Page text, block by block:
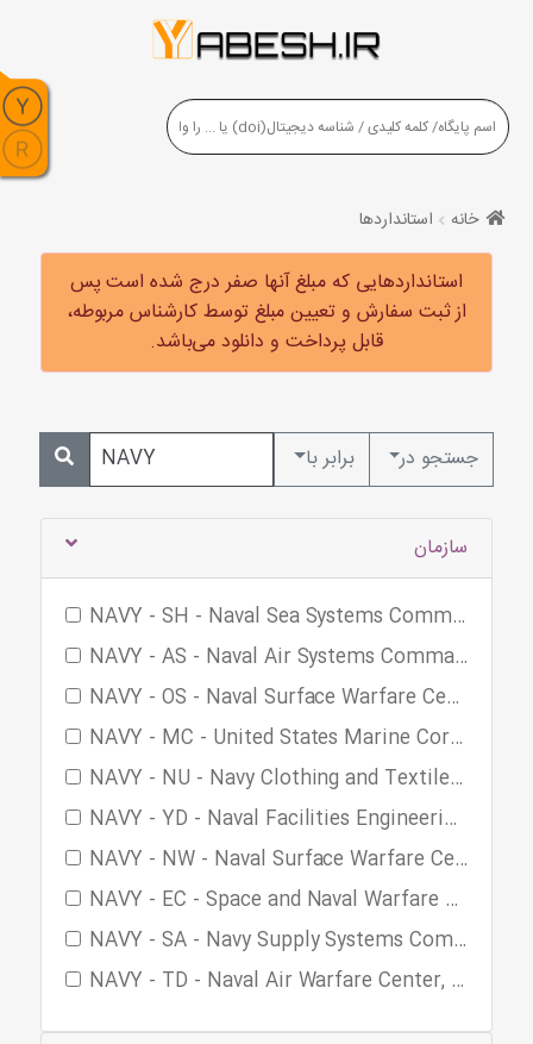
خانه استانداردها
استانداردهایی که مبلغ آنها صفر درج شده است پس
از ثبت سفارش و تعیین مبلغ توسط کارشناس مربوطه،
قابل پرداخت و دانلود می‌باشد.
جستجو در برابر با
سازمان
NAVY - SH - Naval Sea Systems Command (Ship Systems) (2792)
NAVY - AS - Naval Air Systems Command (2147)
NAVY - OS - Naval Surface Warfare Center (NSWCIHEODTD) (1094)
NAVY - MC - United States Marine Corps (174)
NAVY - NU - Navy Clothing and Textile Research Facility (158)
NAVY - YD - Naval Facilities Engineering Command (126)
NAVY - NW - Naval Surface Warfare Center, Crane Division (101)
NAVY - EC - Space and Naval Warfare Systems Command (76)
NAVY - SA - Navy Supply Systems Command (67)
NAVY - TD - Naval Air Warfare Center, Training Systems Division (36)